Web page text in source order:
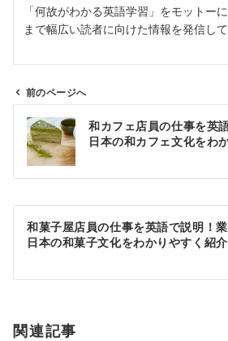
「何故がわかる英語学習」をモットー
まで幅広い読者に向けた情報を発信して
ビ
ン
前のページへ
和カフェ店員の仕事を英
日本の和カフェ文化をわ
和菓子屋店員の仕事を英語で説明！
日本の和菓子文化をわかりやすく紹介
関連記事